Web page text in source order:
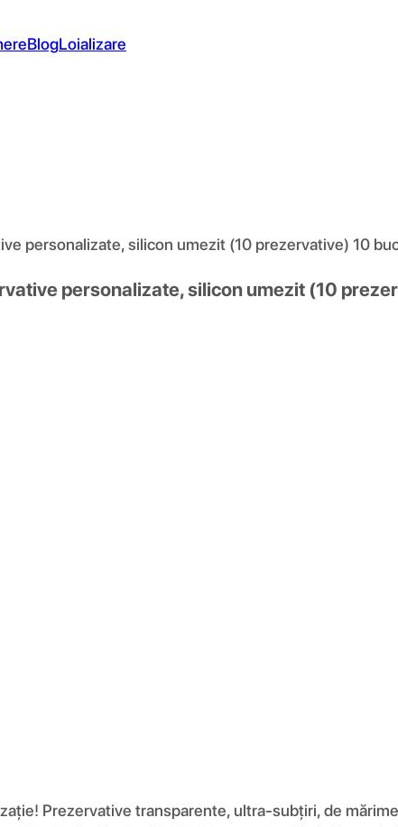
BlogLoializare
personalizate, silicon umezit (10 prezervative) 10
personalizate, silicon umezit (10
Prezervative transparente, ultra-subțiri, de